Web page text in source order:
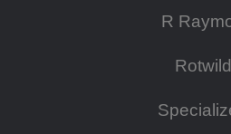
R
Rotwild